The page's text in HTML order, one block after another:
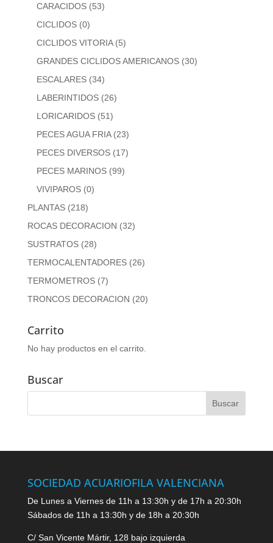
CARACIDOS (53)
CICLIDOS (0)
CICLIDOS VITORIA (5)
GRANDES CICLIDOS AMERICANOS (30)
ESCALARES (34)
LABERINTIDOS (26)
LORICARIDOS (51)
PECES AGUA FRIA (23)
PECES DIVERSOS (17)
PECES MARINOS (99)
VIVIPAROS (0)
PLANTAS (218)
ROCAS DECORACION (32)
SUSTRATOS (28)
TERMOCALENTADORES (26)
TERMOMETROS (7)
TRONCOS DECORACION (20)
Carrito
No hay productos en el carrito.
Buscar
SOCIEDAD ACUARIOFILA VALENCIANA
De Lunes a Viernes de 11h a 13:30h y de 17h a 20:30h
Sábados de 11h a 13:30h y de 18h a 20:30h
C/ San Vicente Mártir, 128 bajo izquierda